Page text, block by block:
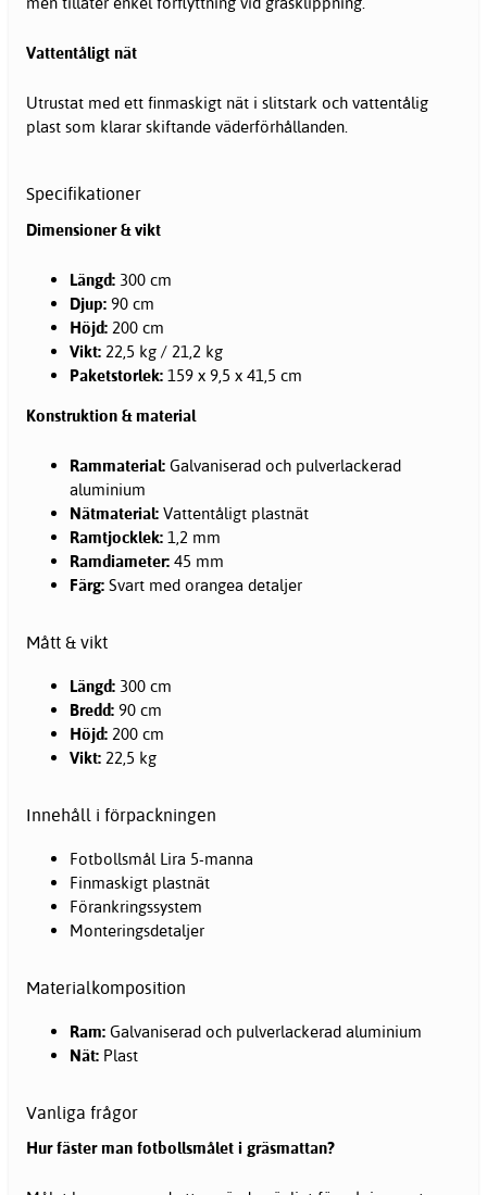
Vattentåligt nät
Utrustat med ett finmaskigt nät i slitstark och vattentålig
plast som klarar skiftande väderförhållanden.
Specifikationer
Dimensioner & vikt
Längd: 300 cm
Djup: 90 cm
Höjd: 200 cm
Vikt: 22,5 kg / 21,2 kg
Paketstorlek: 159 x 9,5 x 41,5 cm
Konstruktion & material
Rammaterial: Galvaniserad och pulverlackerad
aluminium
Nätmaterial: Vattentåligt plastnät
Ramtjocklek: 1,2 mm
Ramdiameter: 45 mm
Färg: Svart med orangea detaljer
Mått & vikt
Längd: 300 cm
Bredd: 90 cm
Höjd: 200 cm
Vikt: 22,5 kg
Innehåll i förpackningen
Fotbollsmål Lira 5-manna
Finmaskigt plastnät
Förankringssystem
Monteringsdetaljer
Materialkomposition
Ram: Galvaniserad och pulverlackerad aluminium
Nät: Plast
Vanliga frågor
Hur fäster man fotbollsmålet i gräsmattan?